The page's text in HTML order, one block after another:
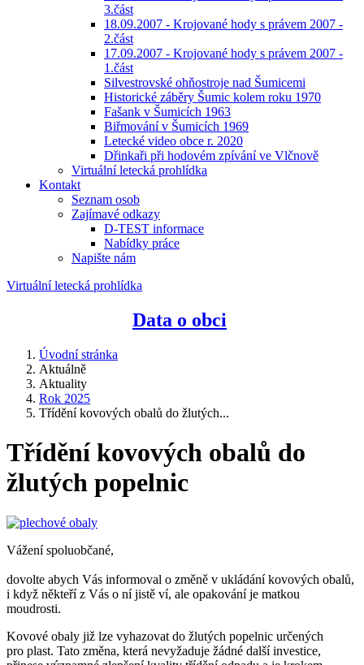
3.část
18.09.2007 - Krojované hody s právem 2007 -
2.část
17.09.2007 - Krojované hody s právem 2007 -
1.část
Silvestrovské ohňostroje nad Šumicemi
Historické záběry Šumic kolem roku 1970
Fašank v Šumicích 1963
Biřmování v Šumicích 1969
Letecké video obce r. 2020
Dřinkaři při hodovém zpívání ve Vlčnově
Virtuální letecká prohlídka
Kontakt
Seznam osob
Zajímavé odkazy
D-TEST informace
Nabídky práce
Napište nám
Virtuální letecká prohlídka
Data o obci
Úvodní stránka
Aktuálně
Aktuality
Rok 2025
Třídění kovových obalů do žlutých...
Třídění kovových obalů do
žlutých popelnic
Vážení spoluobčané,
dovolte abych Vás informoval o změně v ukládání kovových obalů,
i když někteří z Vás o ní jistě ví, ale opakování je matkou
moudrosti.
Kovové obaly již lze vyhazovat do žlutých popelnic určených
pro plast. Tato změna, která nevyžaduje žádné další investice,